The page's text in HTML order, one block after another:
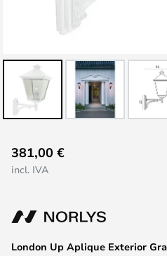
al
comienzo
galería
deLondon Up Aplique Exterior
381,00 €
incl. IVA